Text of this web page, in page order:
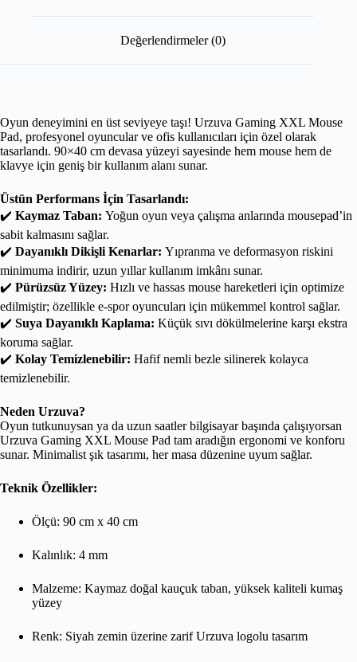
Değerlendirmeler (0)
Oyun deneyimini en üst seviyeye taşı! Urzuva Gaming XXL Mouse
Pad, profesyonel oyuncular ve ofis kullanıcıları için özel olarak
tasarlandı. 90×40 cm devasa yüzeyi sayesinde hem mouse hem de
klavye için geniş bir kullanım alanı sunar.
Üstün Performans İçin Tasarlandı:
✔️ Kaymaz Taban: Yoğun oyun veya çalışma anlarında mousepad’in
sabit kalmasını sağlar.
✔️ Dayanıklı Dikişli Kenarlar: Yıpranma ve deformasyon riskini
minimuma indirir, uzun yıllar kullanım imkânı sunar.
✔️ Pürüzsüz Yüzey: Hızlı ve hassas mouse hareketleri için optimize
edilmiştir; özellikle e-spor oyuncuları için mükemmel kontrol sağlar.
✔️ Suya Dayanıklı Kaplama: Küçük sıvı dökülmelerine karşı ekstra
koruma sağlar.
✔️ Kolay Temizlenebilir: Hafif nemli bezle silinerek kolayca
temizlenebilir.
Neden Urzuva?
Oyun tutkunuysan ya da uzun saatler bilgisayar başında çalışıyorsan
Urzuva Gaming XXL Mouse Pad tam aradığın ergonomi ve konforu
sunar. Minimalist şık tasarımı, her masa düzenine uyum sağlar.
Teknik Özellikler:
Ölçü: 90 cm x 40 cm
Kalınlık: 4 mm
Malzeme: Kaymaz doğal kauçuk taban, yüksek kaliteli kumaş
yüzey
Renk: Siyah zemin üzerine zarif Urzuva logolu tasarım